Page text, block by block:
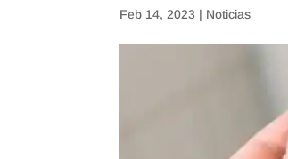
Feb 14, 2023 | Noticias